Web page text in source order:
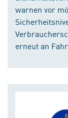
warnen vor
erneut an